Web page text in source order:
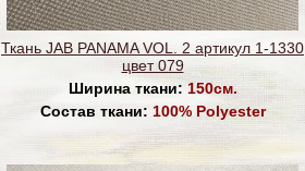
Ткань JAB PANAMA VOL. 2 артикул 1-1330
цвет 079
Ширина ткани: 150см.
Состав ткани: 100% Polyester